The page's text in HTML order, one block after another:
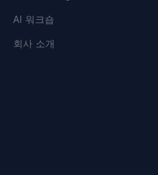
AI 워크숍
회사 소개